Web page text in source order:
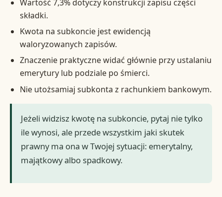
Wartość 7,3% dotyczy konstrukcji zapisu części
składki.
Kwota na subkoncie jest ewidencją
waloryzowanych zapisów.
Znaczenie praktyczne widać głównie przy ustalaniu
emerytury lub podziale po śmierci.
Nie utożsamiaj subkonta z rachunkiem bankowym.
Jeżeli widzisz kwotę na subkoncie, pytaj nie tylko
ile wynosi, ale przede wszystkim jaki skutek
prawny ma ona w Twojej sytuacji: emerytalny,
majątkowy albo spadkowy.